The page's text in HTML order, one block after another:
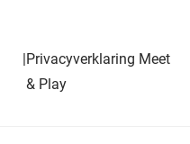
|Privacyverklaring Meet
& Play